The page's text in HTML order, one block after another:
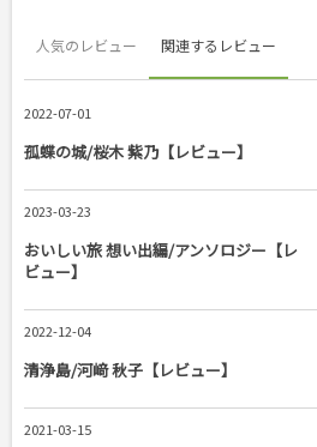
人気のレビュー 関連するレビュー
2022-07-01
孤蝶の城/桜木 紫乃【レビュー】
2023-03-23
おいしい旅 想い出編/アンソロジー【レ
ビュー】
2022-12-04
清浄島/河﨑 秋子【レビュー】
2021-03-15